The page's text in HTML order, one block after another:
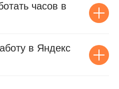
часов в
в Яндекс